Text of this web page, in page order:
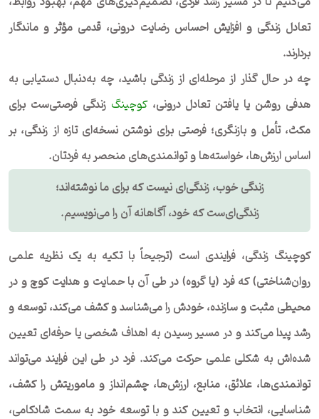
تعادل زندگی و افزایش احساس رضایت درونی، قدمی مؤثر و ماندگار
بردارند.
چه در حال گذار از مرحله‌ای از زندگی باشید، چه به‌دنبال دستیابی به
هدفی روشن یا یافتن تعادل درونی،کوچینگ زندگی فرصتی‌ست برای
مکث، تأمل و بازنگری؛ فرصتی برای نوشتن نسخه‌ای تازه از زندگی، بر
اساس ارزش‌ها، خواسته‌ها و توانمندی‌های منحصر به فردتان.
زندگی خوب، زندگی‌ای نیست که برای ما نوشته‌اند؛
زندگی‌ای‌ست که خود، آگاهانه آن را می‌نویسیم.
کوچینگ زندگی، فرایندی است (ترجیحاً با تکیه به یک نظریه علمی
روان‌شناختی) که فرد (یا گروه) در طی آن با حمایت و هدایت کوچ و در
محیطی مثبت و سازنده، خودش را می‌شناسد و کشف می‌کند، توسعه و
رشد پیدا می‌کند و در مسیر رسیدن به اهداف شخصی یا حرفه‌ای تعیین
شده‌اش به شکلی علمی حرکت می‌کند. فرد در طی این فرایند می‌تواند
توانمندی‌ها، علائق، منابع، ارزش‌ها، چشم‌انداز و ماموریتش را کشف،
شناسایی، انتخاب و تعیین ‌کند و با توسعه خود به سمت شادکامی،‌